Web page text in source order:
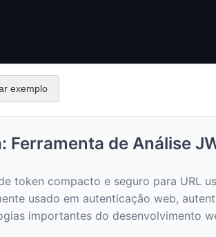
exemplo
Ferramenta de Análise
token compacto e seguro para URL
usado em autenticação web,
importantes do desenvolvimento